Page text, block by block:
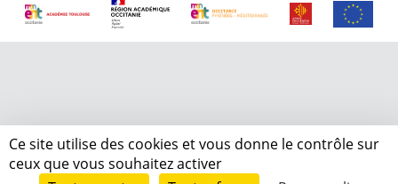
Ce site utilise des cookies et vous donne le contrôle sur
ceux que vous souhaitez activer